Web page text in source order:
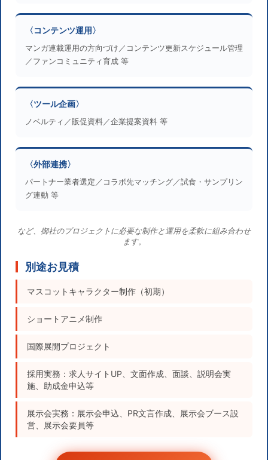
〈コンテンツ運用〉
マンガ連載運用の方向づけ／コンテンツ更新スケジュール管理
／ファンコミュニティ育成 等
〈ツール企画〉
ノベルティ／販促資料／企業提案資料 等
〈外部連携〉
パートナー業者選定／コラボ先マッチング／試食・サンプリン
グ連動 等
など、御社のプロジェクトに必要な制作と運用を柔軟に組み合わせ
ます。
別途お見積
マスコットキャラクター制作（初期）
ショートアニメ制作
国際展開プロジェクト
採用実務：求人サイトUP、文面作成、面談、説明会実
施、助成金申込等
展示会実務：展示会申込、PR文言作成、展示会ブース設
営、展示会要員等